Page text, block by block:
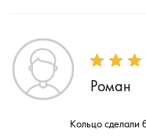
Роман
Кольцо сделали